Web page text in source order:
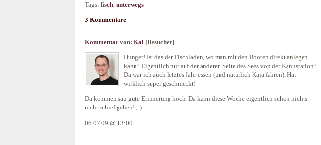
Tags: fisch unterwegs
3 Kommentare
Kommentar von: Kai [Besucher]
Hunger! Ist das der Fischladen, wo man mit den Booten direkt anlegen
kann? Eigentlich nur auf der anderen Seite des Sees von der Kanustation?
Da war ich auch letztes Jahr essen (und natürlich Kaja fahren). Hat
wirklich super geschmeckt!
Da kommen sau gute Erinnerung hoch. Da kann diese Woche eigentlich schon nichts
mehr schief gehen! ;-)
06.07.09 @ 13:00